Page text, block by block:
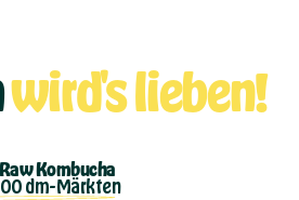
wird's lieben!
Kombucha
dm-Märkten